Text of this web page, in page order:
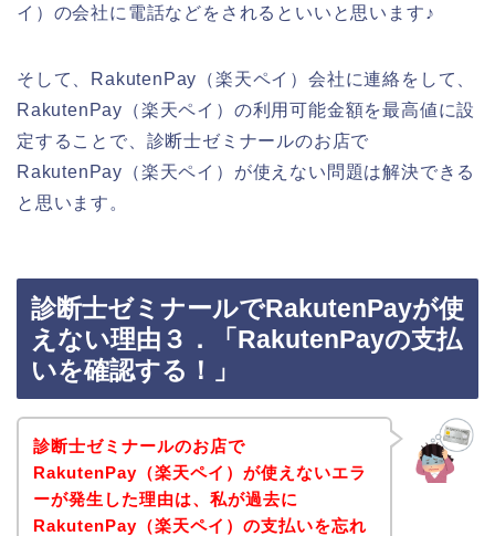
イ）の会社に電話などをされるといいと思います♪
そして、RakutenPay（楽天ペイ）会社に連絡をして、
RakutenPay（楽天ペイ）の利用可能金額を最高値に設
定することで、診断士ゼミナールのお店で
RakutenPay（楽天ペイ）が使えない問題は解決できる
と思います。
診断士ゼミナールでRakutenPayが使
えない理由３．「RakutenPayの支払
いを確認する！」
診断士ゼミナールのお店で
RakutenPay（楽天ペイ）が使えないエラ
ーが発生した理由は、私が過去に
RakutenPay（楽天ペイ）の支払いを忘れ